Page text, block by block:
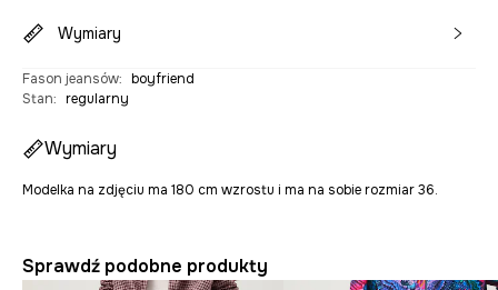
Wymiary
Fason jeansów: boyfriend
Stan: regularny
Wymiary
Modelka na zdjęciu ma 180 cm wzrostu i ma na sobie rozmiar 36.
Sprawdź podobne produkty